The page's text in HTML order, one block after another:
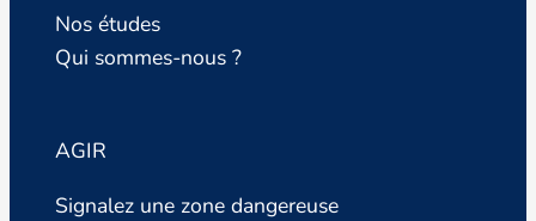
Nos études
Qui sommes-nous ?
AGIR
Signalez une zone dangereuse